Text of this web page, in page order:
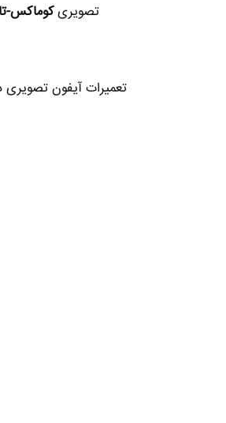
تصویریکوماکس-
تعمیرات آیفون تصویری